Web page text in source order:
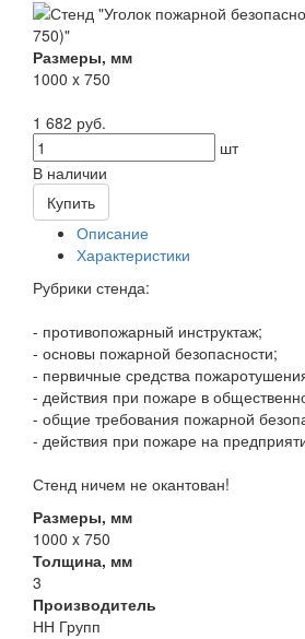
Размеры, мм
1000 x 750
1 682 руб.
шт
В наличии
Купить
Описание
Характеристики
Рубрики стенда:
- противопожарный инструктаж;
- основы пожарной безопасности;
- первичные средства
- действия при пожаре в
- общие требования пожарной
- действия при пожаре на
Стенд ничем не окантован!
Размеры, мм
1000 x 750
Толщина, мм
3
Производитель
НН Групп